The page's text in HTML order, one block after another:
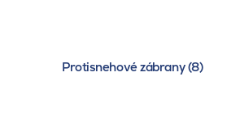
Protisnehové zábrany (8)